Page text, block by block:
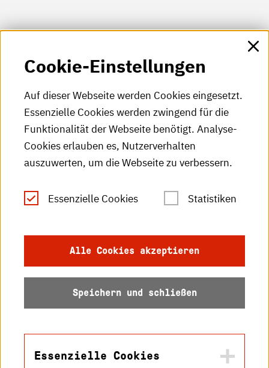
HKA-Shop
HKA-Videos
HKA-Podcast
HKA-Publikationen
RSS-Feed
Leichte Sprache
Datenschutz
Barrierefreiheit
Cookie-Einstellungen
Auf dieser Webseite werden Cookies eingesetzt.
Essenzielle Cookies werden zwingend für die
Funktionalität der Webseite benötigt. Analyse-
Cookies erlauben es, Nutzerverhalten
auszuwerten, um die Webseite zu verbessern.
Essenzielle Cookies Statistiken
Alle Cookies akzeptieren
Speichern und schließen
Essenzielle Cookies